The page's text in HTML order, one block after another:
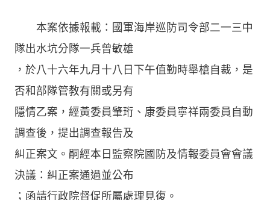
本案依據報載：國軍海岸巡防司令部二一三中
隊出水坑分隊一兵曾敏雄
，於八十六年九月十八日下午值勤時舉槍自裁，是
否和部隊管教有關或另有
隱情乙案，經黃委員肇珩、康委員寧祥兩委員自動
調查後，提出調查報告及
糾正案文。嗣經本日監察院國防及情報委員會會議
決議：糾正案通過並公布
；函請行政院督促所屬處理見復。